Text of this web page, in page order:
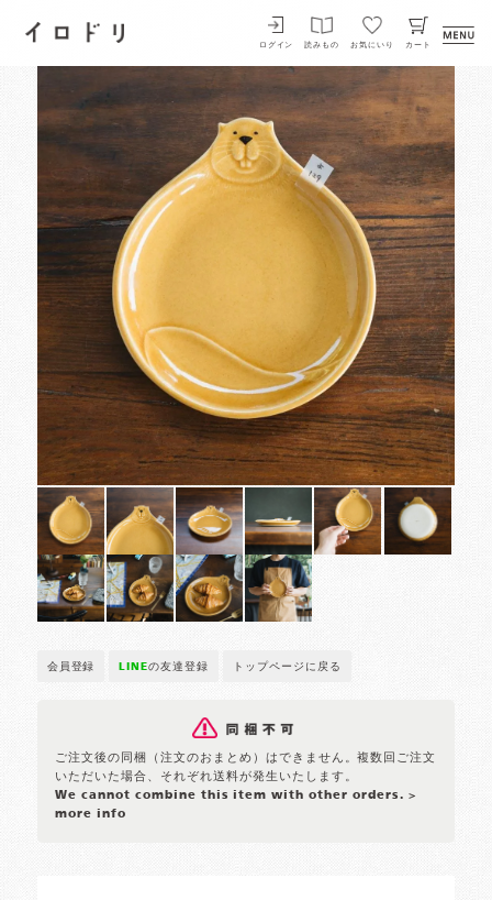
イロドリ
ログイン 読みもの お気にいり カート
会員登録 LINEの友達登録 トップページに戻る
ご注文後の同梱（注文のおまとめ）はできません。複数回ご注文
いただいた場合、それぞれ送料が発生いたします。
We cannot combine this item with other orders. >
more info